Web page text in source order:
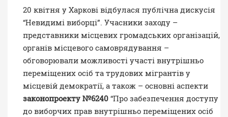
20 квітня у Харкові відбулася публічна дискусія
“Невидимі виборці”. Учасники заходу –
представники місцевих громадських організацій,
органів місцевого самоврядування –
обговорювали можливості участі внутрішньо
переміщених осіб та трудових мігрантів у
місцевій демократії, а також – основні аспекти
законопроекту №6240 “Про забезпечення доступу
до виборчих прав внутрішньо переміщених осіб